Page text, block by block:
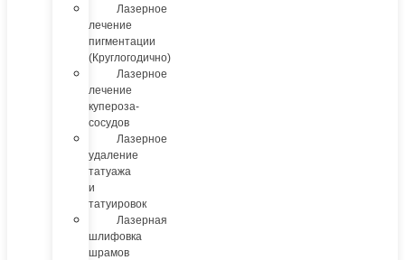
Лазерное
лечение
пигментации
(Круглогодично)
Лазерное
лечение
купероза-
сосудов
Лазерное
удаление
татуажа
и
татуировок
Лазерная
шлифовка
шрамов